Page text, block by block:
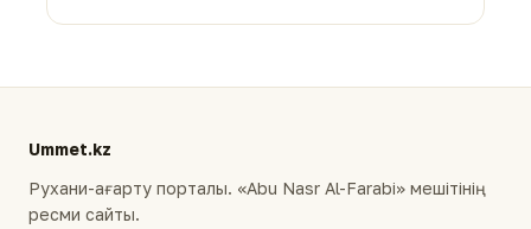
Ummet.kz
Рухани-ағарту порталы. «Abu Nasr Al-Farabi» мешітінің
ресми сайты.